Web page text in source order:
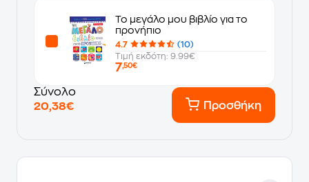
Το μεγάλο μου βιβλίο για το
προνήπιο
4.7
(10)
Τιμή εκδότη: 9.99€
7,50€
Σύνολο
20,38€
Προσθήκη